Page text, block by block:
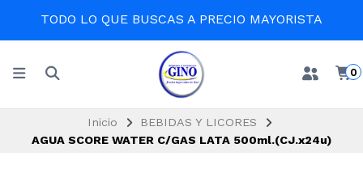
TODO LO QUE BUSCAS A PRECIO MAYORISTA
0
Inicio
BEBIDAS Y LICORES
AGUA SCORE WATER C/GAS LATA 500ml.(CJ.x24u)